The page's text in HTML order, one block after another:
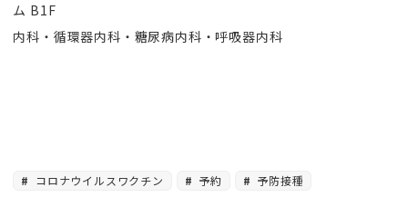
ム B1F
内科・循環器内科・糖尿病内科・呼吸器内科
コロナウイルスワクチン 予約 予防接種